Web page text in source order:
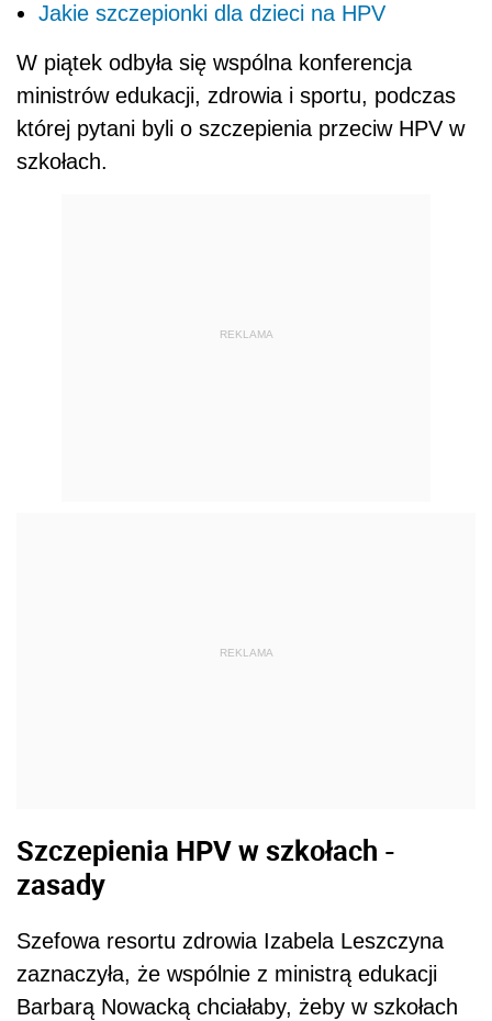
Jakie szczepionki dla dzieci na HPV
W piątek odbyła się wspólna konferencja
ministrów edukacji, zdrowia i sportu, podczas
której pytani byli o szczepienia przeciw HPV w
szkołach.
REKLAMA
REKLAMA
Szczepienia HPV w szkołach -
zasady
Szefowa resortu zdrowia Izabela Leszczyna
zaznaczyła, że wspólnie z ministrą edukacji
Barbarą Nowacką chciałaby, żeby w szkołach